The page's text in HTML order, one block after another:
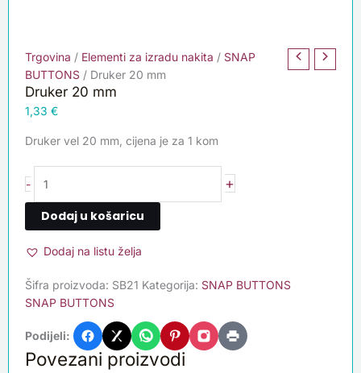
Trgovina / Elementi za izradu nakita / SNAP
BUTTONS / Druker 20 mm
Druker 20 mm
1,33 €
Druker vel 20 mm, cijena je za 1 kom
- +
Dodaj u košaricu
Dodaj na listu želja
Šifra proizvoda: SB21 Kategorija: SNAP BUTTONS
SNAP BUTTONS
Podijeli:
Povezani proizvodi